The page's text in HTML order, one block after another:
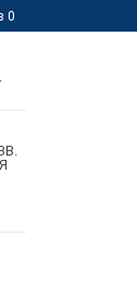
0